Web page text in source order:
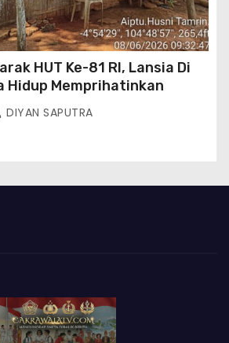
HUT Ke-81 RI, Lansia Di
Hidup Memprihatinkan
DIYAN SAPUTRA